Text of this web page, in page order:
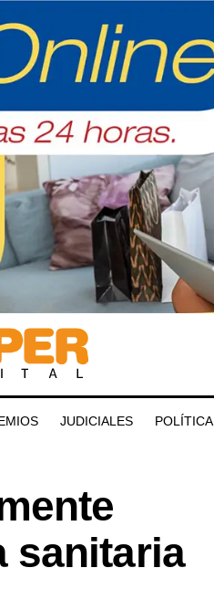
JUDICIALES POLÍTICA
sanitaria